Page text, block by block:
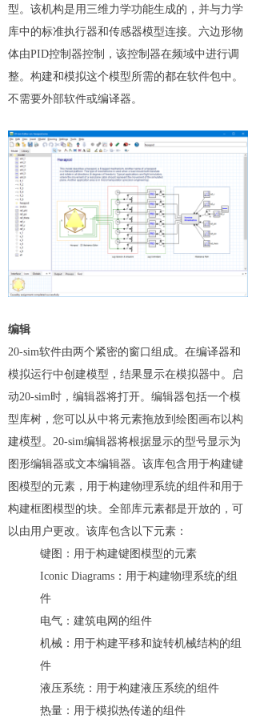
型。该机构是用三维力学功能生成的，并与力学
库中的标准执行器和传感器模型连接。六边形物
体由PID控制器控制，该控制器在频域中进行调
整。构建和模拟这个模型所需的都在软件包中。
不需要外部软件或编译器。
编辑
20-sim软件由两个紧密的窗口组成。在编译器和
模拟运行中创建模型，结果显示在模拟器中。启
动20-sim时，编辑器将打开。编辑器包括一个模
型库树，您可以从中将元素拖放到绘图画布以构
建模型。20-sim编辑器将根据显示的型号显示为
图形编辑器或文本编辑器。该库包含用于构建键
图模型的元素，用于构建物理系统的组件和用于
构建框图模型的块。全部库元素都是开放的，可
以由用户更改。该库包含以下元素：
键图：用于构建键图模型的元素
Iconic Diagrams：用于构建物理系统的组
件
电气：建筑电网的组件
机械：用于构建平移和旋转机械结构的组
件
液压系统：用于构建液压系统的组件
热量：用于模拟热传递的组件